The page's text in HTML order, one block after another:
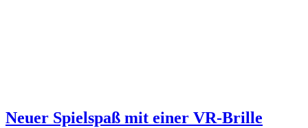
Neuer Spielspaß mit einer VR-Brille